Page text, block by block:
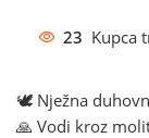
23 Kupca
🕊️ Nježna
🙏 Vodi kroz